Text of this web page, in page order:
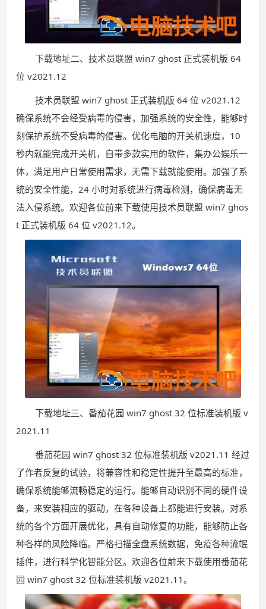
下载地址二、技术员联盟 win7 ghost 正式装机版 64
位 v2021.12
技术员联盟 win7 ghost 正式装机版 64 位 v2021.12
确保系统不会经受病毒的侵害，加强系统的安全性，能够时
刻保护系统不受病毒的侵害。优化电脑的开关机速度，10
秒内就能完成开关机，自带多款实用的软件，集办公娱乐一
体，满足用户日常使用需求，无需下载就能使用。加强了系
统的安全性能，24 小时对系统进行病毒检测，确保病毒无
法入侵系统。欢迎各位前来下载使用技术员联盟 win7 ghos
t 正式装机版 64 位 v2021.12。
下载地址三、番茄花园 win7 ghost 32 位标准装机版 v
2021.11
番茄花园 win7 ghost 32 位标准装机版 v2021.11 经过
了作者反复的试验，将兼容性和稳定性提升至最高的标准，
确保系统能够流畅稳定的运行。能够自动识别不同的硬件设
备，来安装相应的驱动，在各种设备上都能进行安装。对系
统的各个方面开展优化，具有自动修复的功能，能够防止各
种各样的风险降临。严格扫描全盘系统数据，免疫各种流氓
插件，进行科学化智能分区。欢迎各位前来下载使用番茄花
园 win7 ghost 32 位标准装机版 v2021.11。